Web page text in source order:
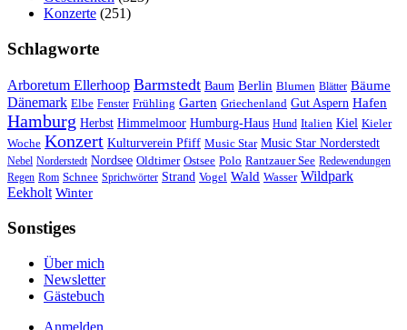
Konzerte (251)
Schlagworte
Arboretum Ellerhoop Barmstedt Baum Berlin Blumen Blätter Bäume
Dänemark Elbe Fenster Frühling Garten Griechenland Gut Aspern Hafen
Hamburg Herbst Himmelmoor Humburg-Haus Hund Italien Kiel Kieler
Woche Konzert Kulturverein Pfiff Music Star Music Star Norderstedt
Nebel Norderstedt Nordsee Oldtimer Ostsee Polo Rantzauer See Redewendungen
Regen Rom Schnee Sprichwörter Strand Vogel Wald Wasser Wildpark
Eekholt Winter
Sonstiges
Über mich
Newsletter
Gästebuch
Anmelden